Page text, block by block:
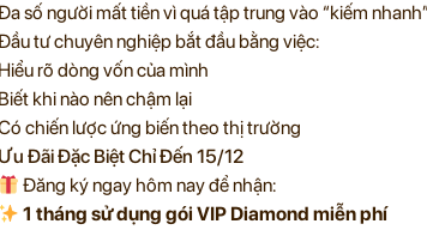
số người mất tiền vì quá tập trung vào “kiếm
tư chuyên nghiệp bắt đầu bằng việc:
Hiểu rõ dòng vốn của mình
Biết khi nào nên chậm lại
chiến lược ứng biến theo thị trường
Ưu Đãi Đặc Biệt Chỉ Đến 15/12
Đăng ký ngay hôm nay để nhận:
1 tháng sử dụng gói VIP Diamond miễn phí